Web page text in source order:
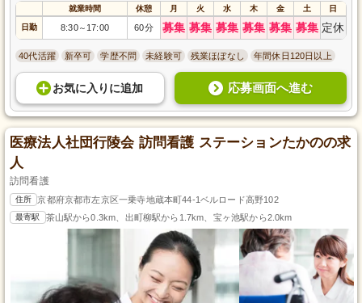
就業時間 休憩 月 火 水 木 金 土 日
日勤 8:30～ 17:00 60分 募集 募集 募集 募集 募集 募集 定休
40代活躍 新卒可 学歴不問 未経験可 残業ほぼなし 年間休日120日以上
お気に入り に追加 応募画面へ進む
医療法人社団行陵会 訪問看護 ステーションたかのの求
人
訪問看護
住所 京都府京都市左京区一乗寺地蔵本町44-1ベルロード高野102
最寄駅 茶山駅から0.3km、出町柳駅から1.7km、宝ヶ池駅から2.0km